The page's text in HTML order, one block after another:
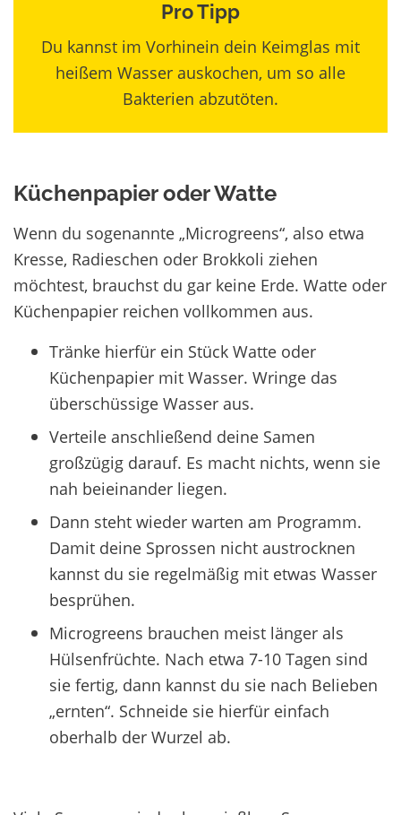
Pro Tipp
Du kannst im Vorhinein dein Keimglas mit
heißem Wasser auskochen, um so alle
Bakterien abzutöten.
Küchenpapier oder Watte
Wenn du sogenannte „Microgreens“, also etwa
Kresse, Radieschen oder Brokkoli ziehen
möchtest, brauchst du gar keine Erde. Watte oder
Küchenpapier reichen vollkommen aus.
Tränke hierfür ein Stück Watte oder
Küchenpapier mit Wasser. Wringe das
überschüssige Wasser aus.
Verteile anschließend deine Samen
großzügig darauf. Es macht nichts, wenn sie
nah beieinander liegen.
Dann steht wieder warten am Programm.
Damit deine Sprossen nicht austrocknen
kannst du sie regelmäßig mit etwas Wasser
besprühen.
Microgreens brauchen meist länger als
Hülsenfrüchte. Nach etwa 7-10 Tagen sind
sie fertig, dann kannst du sie nach Belieben
„ernten“. Schneide sie hierfür einfach
oberhalb der Wurzel ab.